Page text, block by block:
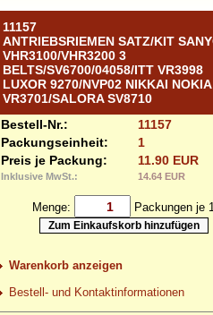
11157
ANTRIEBSRIEMEN SATZ/KIT
VHR3100/VHR3200 3
BELTS/SV6700/04058/ITT VR3998
LUXOR 9270/NVP02 NIKKAI NOKIA
VR3701/SALORA SV8710
Bestell-Nr.:
11157
Packungseinheit:
1
Preis je Packung:
11.90 EUR
Inklusive MwSt.: 14.64 EUR
Menge: Packungen je 1
Warenkorb anzeigen
Bestell- und Kontaktinformationen